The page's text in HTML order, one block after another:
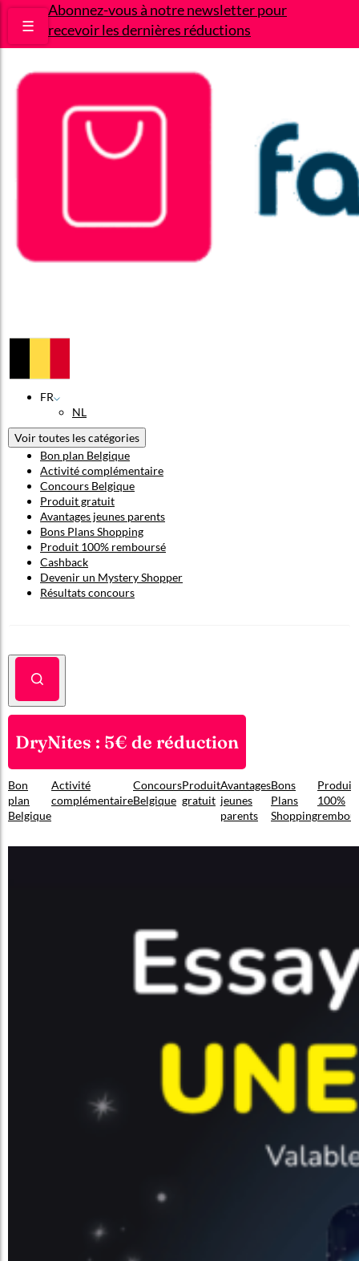
Abonnez-vous à notre newsletter pour
recevoir les dernières réductions
☰
FR
NL
Voir toutes les catégories
Bon plan Belgique
Activité complémentaire
Concours Belgique
Produit gratuit
Avantages jeunes parents
Bons Plans Shopping
Produit 100% remboursé
Cashback
Devenir un Mystery Shopper
Résultats concours
DryNites : 5€ de réduction
Bon
plan
Belgique
Activité
complémentaire
Concours
Belgique
Produit
gratuit
Avantages
jeunes
parents
Bons
Plans
Shopping
Produit
100%